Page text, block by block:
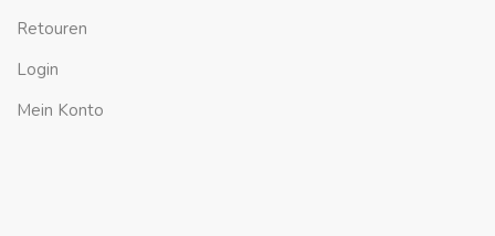
Retouren
Login
Mein Konto